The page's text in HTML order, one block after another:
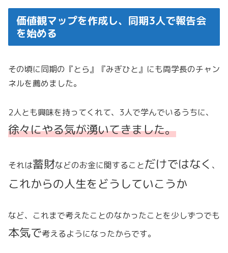
価値観マップを作成し、同期3人で報告会
を始める
その頃に同期の『とら』『みぎひと』にも両学長のチャン
ネルを薦めました。
2人とも興味を持ってくれて、3人で学んでいるうちに、
徐々にやる気が湧いてきました。
それは蓄財などのお金に関することだけではなく 、
これからの人生をどうしていこうか
など、これまで考えたことのなかったことを少しずつでも
本気で考えるようになったからです。